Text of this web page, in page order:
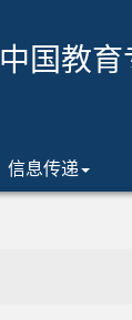
中国教育
信息传递